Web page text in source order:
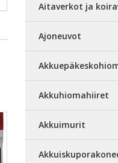
Aitaverkot ja
Ajoneuvot
Akkuhiomahiiret
Akkuimurit